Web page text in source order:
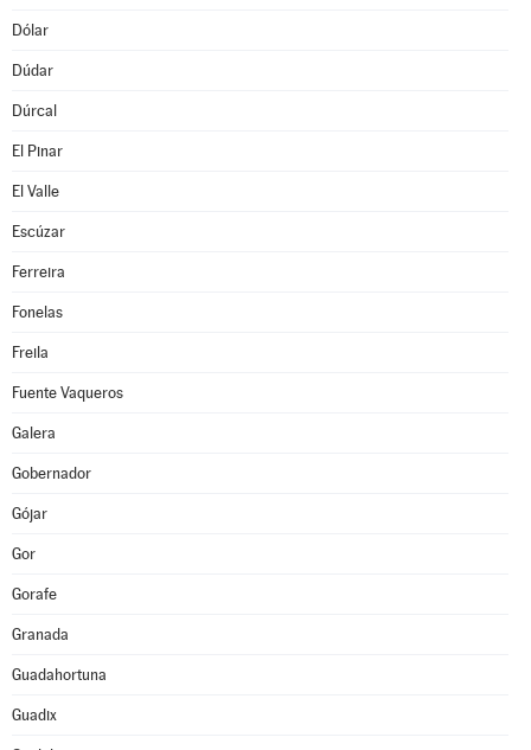
Dólar
Dúdar
Dúrcal
El Pinar
El Valle
Escúzar
Ferreira
Fonelas
Freila
Fuente Vaqueros
Galera
Gobernador
Gójar
Gor
Gorafe
Granada
Guadahortuna
Guadix